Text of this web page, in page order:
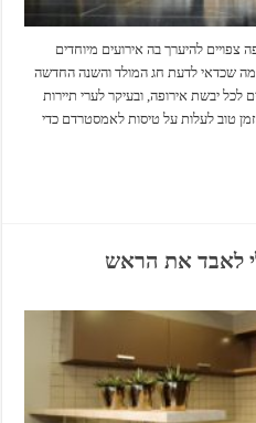
להיערך בה אירועים מיוחדים
שכדאי לדעת חג המולד והשנה החדשה
לכל יבשת אירופה, ובעיקר לערי תיירות
טוב לעלות על טיסות לאמסטרדם כדי
לאבד את הראש